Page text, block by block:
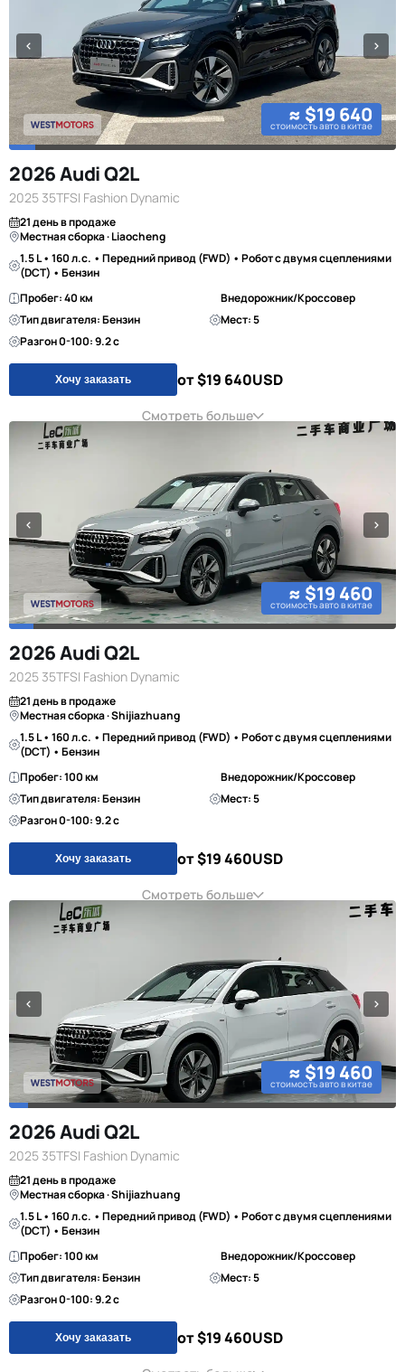
≈ $19 640
стоимость авто в китае
2026 Audi Q2L
2025 35TFSI Fashion Dynamic
21 день в продаже
Местная сборка · Liaocheng
1.5 L • 160 л.с. • Передний привод (FWD) • Робот с двумя сцеплениями
(DCT) • Бензин
Пробег: 40 км
Внедорожник/Кроссовер
Тип двигателя: Бензин
Мест: 5
Разгон 0-100: 9.2 с
Хочу заказать от $19 640USD
Смотреть больше
≈ $19 460
стоимость авто в китае
2026 Audi Q2L
2025 35TFSI Fashion Dynamic
21 день в продаже
Местная сборка · Shijiazhuang
1.5 L • 160 л.с. • Передний привод (FWD) • Робот с двумя сцеплениями
(DCT) • Бензин
Пробег: 100 км
Внедорожник/Кроссовер
Тип двигателя: Бензин
Мест: 5
Разгон 0-100: 9.2 с
Хочу заказать от $19 460USD
Смотреть больше
≈ $19 460
стоимость авто в китае
2026 Audi Q2L
2025 35TFSI Fashion Dynamic
21 день в продаже
Местная сборка · Shijiazhuang
1.5 L • 160 л.с. • Передний привод (FWD) • Робот с двумя сцеплениями
(DCT) • Бензин
Пробег: 100 км
Внедорожник/Кроссовер
Тип двигателя: Бензин
Мест: 5
Разгон 0-100: 9.2 с
Хочу заказать от $19 460USD